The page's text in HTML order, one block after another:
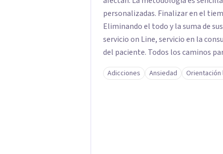
personalizadas. Finalizar en el
Eliminando el todo y la suma de sus partes. Para ello, la formula
servicio on Line, servicio en la
del paciente. Todos los caminos
tiempo posible el estado de
momento. Solo debes decidir y actuar para cambiar el ritmo de tu vida. Ese es el
Adicciones Ansiedad Orientación